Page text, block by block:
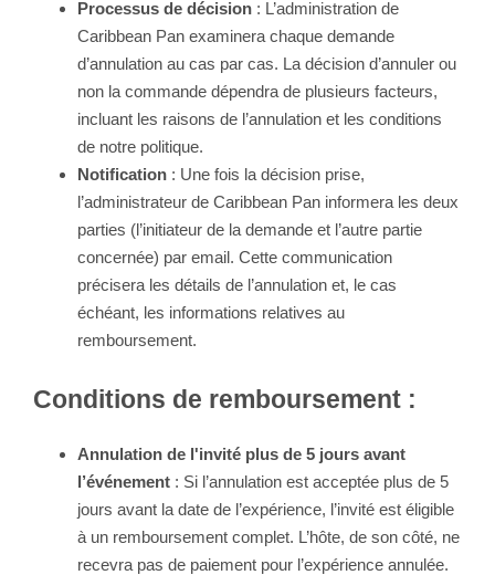
Processus de décision : L’administration de
Caribbean Pan examinera chaque demande
d’annulation au cas par cas. La décision d’annuler ou
non la commande dépendra de plusieurs facteurs,
incluant les raisons de l’annulation et les conditions
de notre politique.
Notification : Une fois la décision prise,
l’administrateur de Caribbean Pan informera les deux
parties (l’initiateur de la demande et l’autre partie
concernée) par email. Cette communication
précisera les détails de l’annulation et, le cas
échéant, les informations relatives au
remboursement.
Conditions de remboursement :
Annulation de l'invité plus de 5 jours avant
l’événement : Si l’annulation est acceptée plus de 5
jours avant la date de l’expérience, l’invité est éligible
à un remboursement complet. L’hôte, de son côté, ne
recevra pas de paiement pour l’expérience annulée.